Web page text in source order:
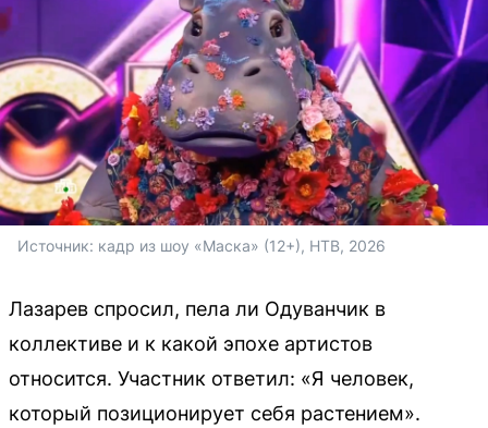
Источник: кадр из шоу «Маска» (12+), НТВ, 2026
Лазарев спросил, пела ли Одуванчик в
коллективе и к какой эпохе артистов
относится. Участник ответил: «Я человек,
который позиционирует себя растением».